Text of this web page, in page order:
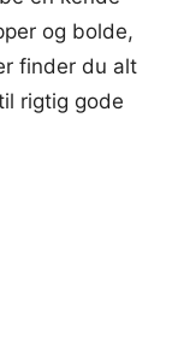
og bolde,
finder du alt
rigtig gode